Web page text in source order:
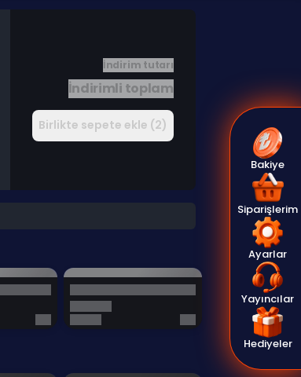
İndirim tutarı
İndirimli toplam
Birlikte sepete ekle (2)
Bakiye
Siparişlerim
Ayarlar
Yayıncılar
Hediyeler